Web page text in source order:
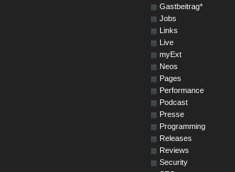
Gastbeitrag*
Jobs
Links
Live
myExt
Neos
Pages
Performance
Podcast
Presse
Programming
Releases
Reviews
Security